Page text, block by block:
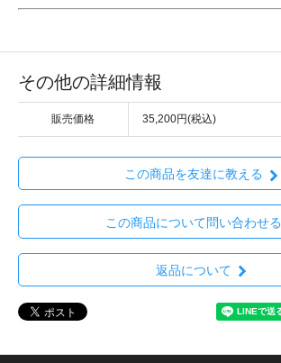
その他の詳細情報
販売価格 35,200円(税込)
この商品を友達に教える
この商品について問い合わせる
返品について